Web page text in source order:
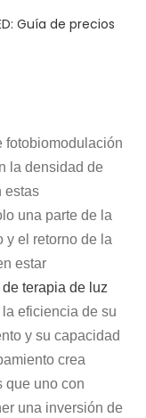
Guía de precios
fotobiomodulación
la densidad de
estas
una parte de la
y el retorno de la
estar
terapia de luz
eficiencia de su
y su capacidad
crea
que uno con
una inversión de